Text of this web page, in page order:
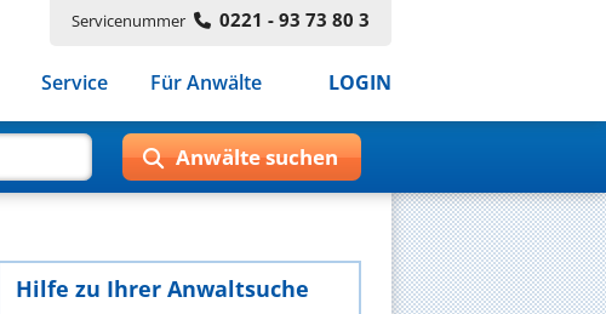
Servicenummer 0221 - 93 73 80 3
Service Für Anwälte LOGIN
Hilfe zu Ihrer Anwaltsuche